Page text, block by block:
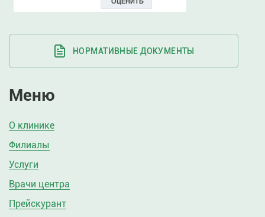
НОРМАТИВНЫЕ ДОКУМЕНТЫ
Меню
О клинике
Филиалы
Услуги
Врачи центра
Прейскурант